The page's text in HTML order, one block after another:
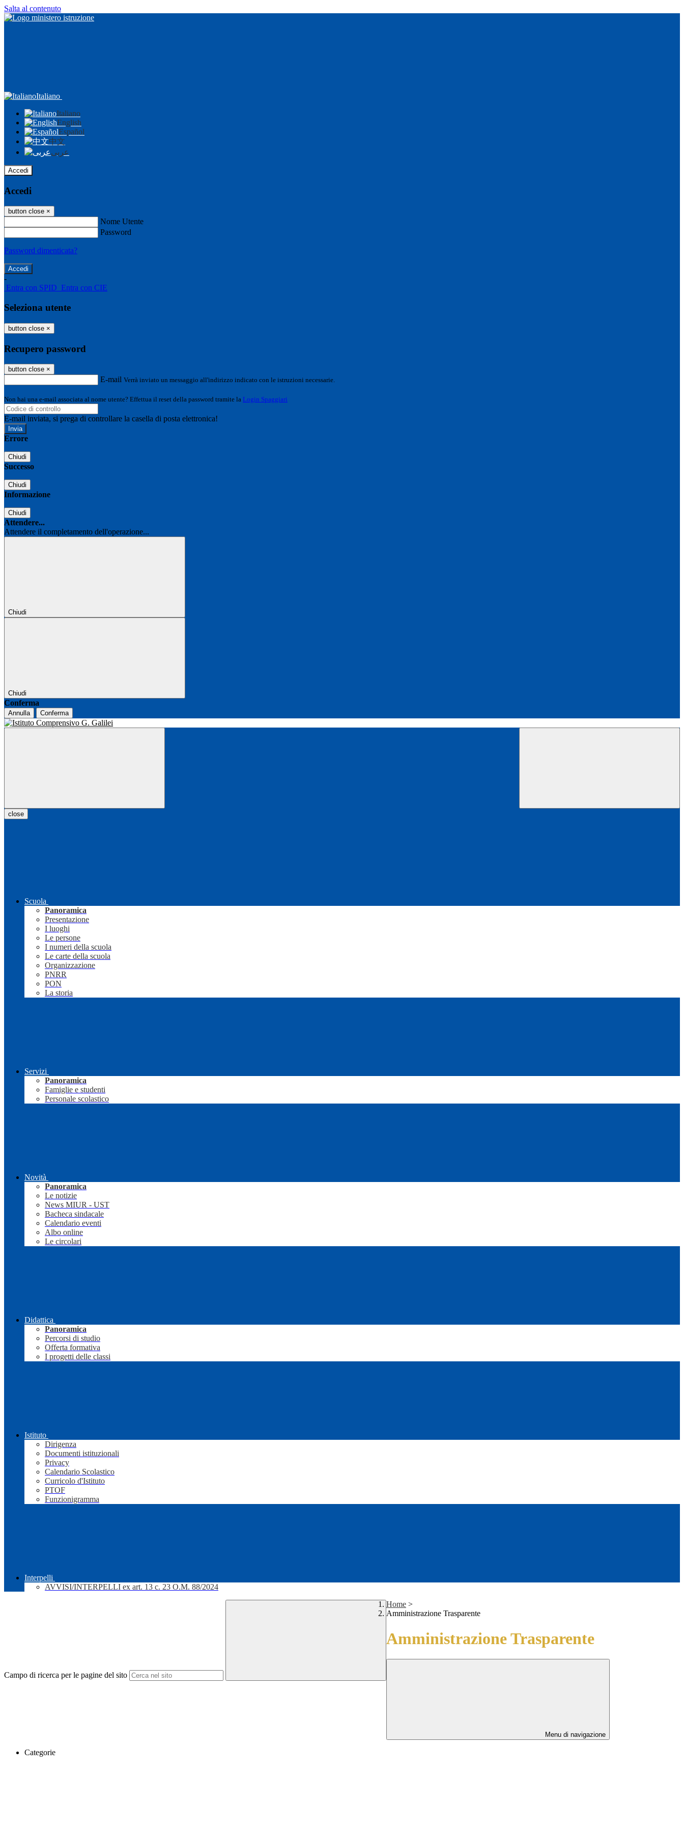
Salta al contenuto
Italiano
Italiano
English
Español
中文
عربى
Accedi
Accedi
button close ×
Nome Utente
Password
Password dimenticata?
-
Entra con SPID Entra con CIE
Seleziona utente
button close ×
Recupero password
button close ×
E-mail Verrà inviato un messaggio all'indirizzo indicato con le istruzioni necessarie.
Non hai una e-mail associata al nome utente? Effettua il reset della password tramite la Login Spaggiari
E-mail inviata, si prega di controllare la casella di posta elettronica!
Errore
Chiudi
Successo
Chiudi
Informazione
Chiudi
Attendere...
Attendere il completamento dell'operazione...
Chiudi
Chiudi
Conferma
Annulla Conferma
close
Scuola
Panoramica
Presentazione
I luoghi
Le persone
I numeri della scuola
Le carte della scuola
Organizzazione
PNRR
PON
La storia
Servizi
Panoramica
Famiglie e studenti
Personale scolastico
Novità
Panoramica
Le notizie
News MIUR - UST
Bacheca sindacale
Calendario eventi
Albo online
Le circolari
Didattica
Panoramica
Percorsi di studio
Offerta formativa
I progetti delle classi
Istituto
Dirigenza
Documenti istituzionali
Privacy
Calendario Scolastico
Curricolo d'Istituto
PTOF
Funzionigramma
Interpelli
AVVISI/INTERPELLI ex art. 13 c. 23 O.M. 88/2024
Campo di ricerca per le pagine del sito
Home >
Amministrazione Trasparente
Amministrazione Trasparente
Menu di navigazione
Categorie